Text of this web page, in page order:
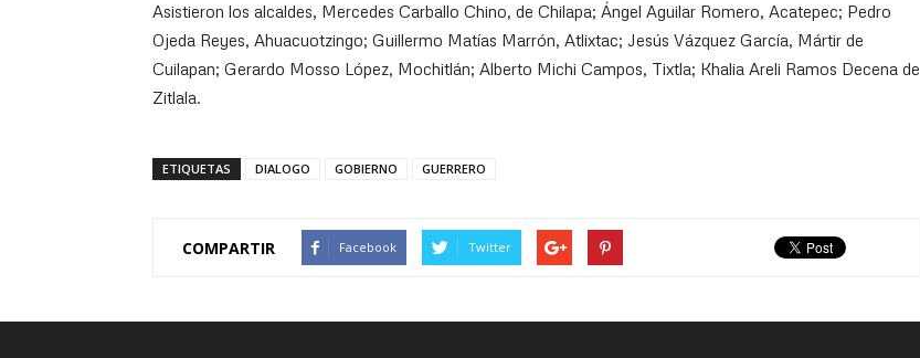
Asistieron los alcaldes, Mercedes Carballo Chino, de Chilapa; Ángel Aguilar Romero, Acatepec; Pedro
Ojeda Reyes, Ahuacuotzingo; Guillermo Matías Marrón, Atlixtac; Jesús Vázquez García, Mártir de
Cuilapan; Gerardo Mosso López, Mochitlán; Alberto Michi Campos, Tixtla; Khalia Areli Ramos Decena de
Zitlala.
ETIQUETAS DIALOGO GOBIERNO GUERRERO
COMPARTIR Facebook Twitter